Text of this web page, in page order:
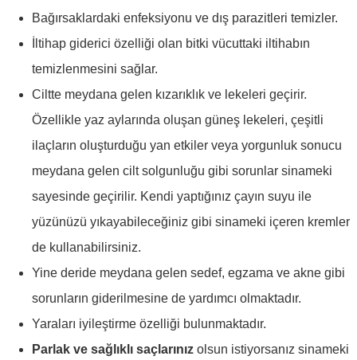
Bağırsaklardaki enfeksiyonu ve dış parazitleri temizler.
İltihap giderici özelliği olan bitki vücuttaki iltihabın
temizlenmesini sağlar.
Ciltte meydana gelen kızarıklık ve lekeleri geçirir.
Özellikle yaz aylarında oluşan güneş lekeleri, çeşitli
ilaçların oluşturduğu yan etkiler veya yorgunluk sonucu
meydana gelen cilt solgunluğu gibi sorunlar sinameki
sayesinde geçirilir. Kendi yaptığınız çayın suyu ile
yüzünüzü yıkayabileceğiniz gibi sinameki içeren kremler
de kullanabilirsiniz.
Yine deride meydana gelen sedef, egzama ve akne gibi
sorunların giderilmesine de yardımcı olmaktadır.
Yaraları iyileştirme özelliği bulunmaktadır.
Parlak ve sağlıklı saçlarınız olsun istiyorsanız sinameki